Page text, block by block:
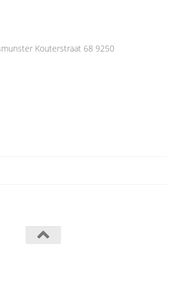
Kouterstraat 68 9250